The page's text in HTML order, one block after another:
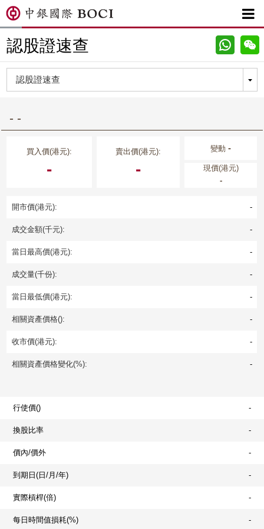

認股證速查
- -
買入價(港元):
-
賣出價(港元):
-
變動-
現價(港元)
-
開市價(港元): -
成交金額(千元): -
當日最高價(港元): -
成交量(千份): -
當日最低價(港元): -
相關資產價格(): -
收市價(港元): -
相關資產價格變化(%): -
行使價() -
換股比率 -
價內/價外 -
到期日(日/月/年) -
實際槓桿(倍) -
每日時間值損耗(%) -